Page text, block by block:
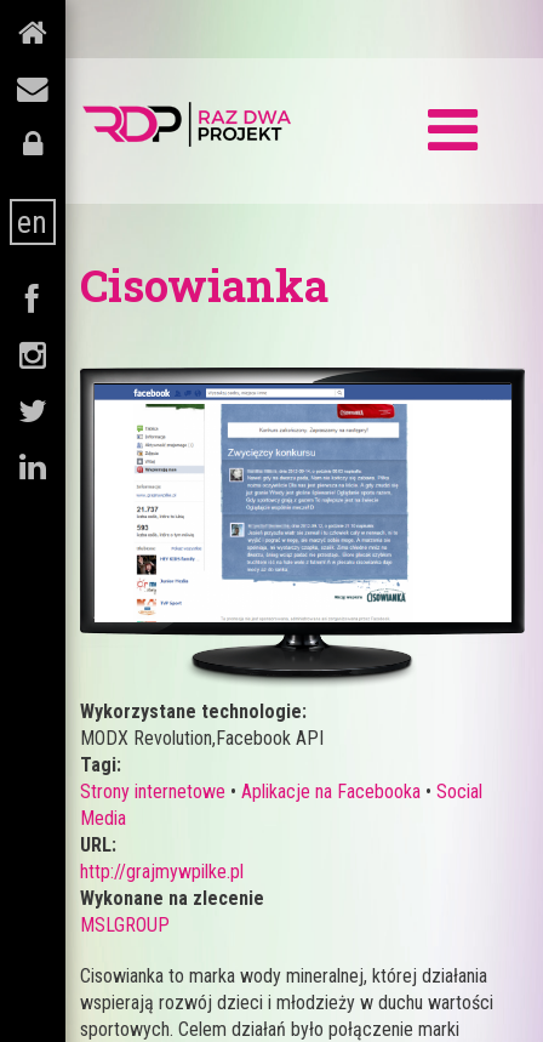
en
Cisowianka
Wykorzystane technologie:
MODX Revolution,Facebook API
Tagi:
Strony internetowe •Aplikacje na Facebooka •Social
Media
URL:
http://grajmywpilke.pl
Wykonane na zlecenie
MSLGROUP
Cisowianka to marka wody mineralnej, której działania
wspierają rozwój dzieci i młodzieży w duchu wartości
sportowych. Celem działań było połączenie marki